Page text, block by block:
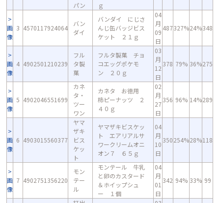
パン
ｇ
画
像
3 4570117924064
バン
ダイ
バンダイ にじさ
んじ缶バッジビス
ケット ２１ｇ
04
月
09
日
487327%24%348
画
像
4 4902501210239
フル
タ製
菓
フルタ製菓 チョ
コエッグポケモ
ン ２０ｇ
03
月
12
日
378 79% 36%275
画
像
5 4902046551699
カネ
タ・
ツー
ワン
カネタ お徳用
柿ピーナッツ ２
４０ｇ
02
月
27
日
356 96% 14%289
画
像
6 4903015560377
ヤマ
ザキ
ビス
ケッ
ト
ヤマザキビスケッ
ト エアリアルサ
ワークリームオニ
オン７ ６５ｇ
04
月
10
日
350254%28%118
画
像
7 4902751356220
モン
テー
ル
モンテール 牛乳
と卵のカスタード
＆ホイップシュ
ー １個
04
月
01
日
342 94% 33% 99